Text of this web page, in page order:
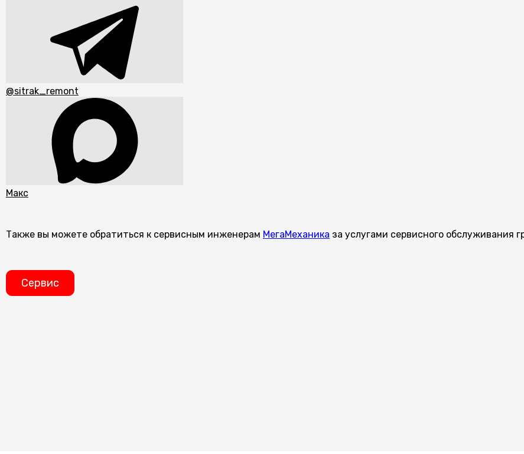
@sitrak_remont
Макс
Также вы можете обратиться к сервисным инженерам МегаМеханика за услугами сервисного обслуживания
Сервис